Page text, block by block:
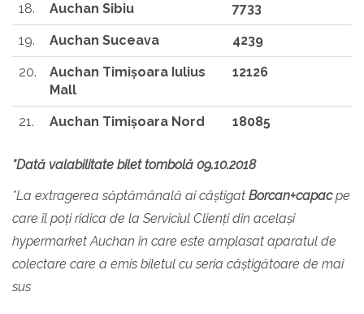
18. Auchan Sibiu 7733
19. Auchan Suceava 4239
20.
Auchan Timişoara Iulius
Mall
12126
21. Auchan Timişoara Nord 18085
*Dată valabilitate bilet tombolă 09.10.2018
*La extragerea săptămânală ai câștigat Borcan+capac pe
care îl poți ridica de la Serviciul Clienți din același
hypermarket Auchan în care este amplasat aparatul de
colectare care a emis biletul cu seria câștigătoare de mai
sus